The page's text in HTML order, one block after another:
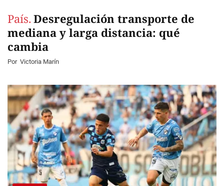
País. Desregulación transporte de
mediana y larga distancia: qué
cambia
Por Victoria Marín